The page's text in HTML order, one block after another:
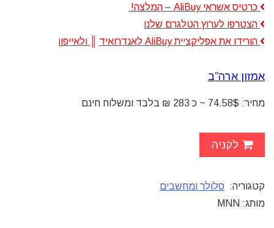
כרטיס אשראי AliBuy – המלצה!
הצטרפו לערוץ הטלגרם שלנו
הורידו את אפליקציית AliBuy לאנדרואיד
ולאייפון
אמזון ארה”ב
מחיר: 74.58$ ~ כ 283 ₪ בלבד ומשלוח חינם
לקניה
קטגוריה: סלולר ומחשבים
מותג: MNN